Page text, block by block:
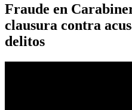
Fraude en
clausura contra
delitos